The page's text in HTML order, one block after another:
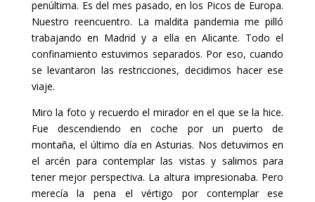
penúltima. Es del mes pasado, en los Picos de Europa.
Nuestro reencuentro. La maldita pandemia me pilló
trabajando en Madrid y a ella en Alicante. Todo el
confinamiento estuvimos separados. Por eso, cuando
se levantaron las restricciones, decidimos hacer ese
viaje.
Miro la foto y recuerdo el mirador en el que se la hice.
Fue descendiendo en coche por un puerto de
montaña, el último día en Asturias. Nos detuvimos en
el arcén para contemplar las vistas y salimos para
tener mejor perspectiva. La altura impresionaba. Pero
merecía la pena el vértigo por contemplar ese